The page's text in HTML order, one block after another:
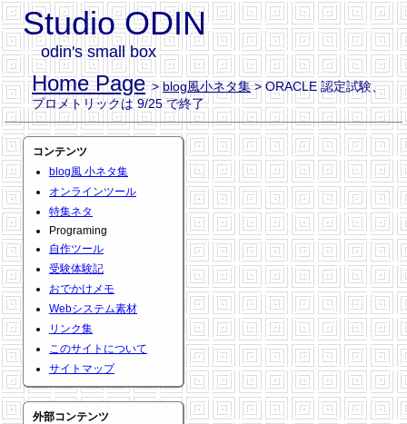
Studio ODIN
odin's small box
Home Page >blog風小ネタ集> ORACLE 認定試験、
プロメトリックは 9/25 で終了
コンテンツ
blog風 小ネタ集
オンラインツール
特集ネタ
Programing
自作ツール
受験体験記
おでかけメモ
Webシステム素材
リンク集
このサイトについて
サイトマップ
外部コンテンツ